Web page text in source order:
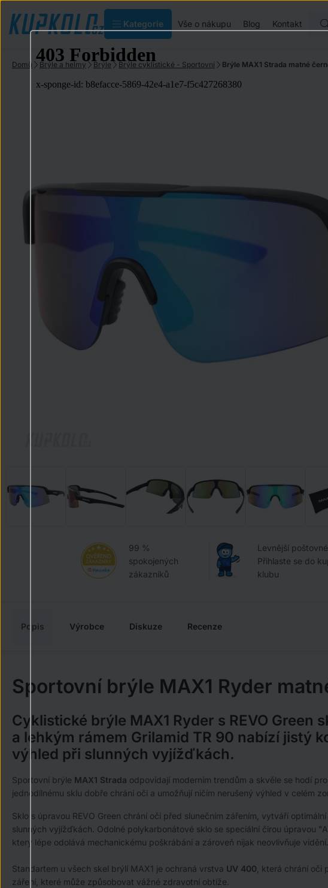
Kategorie Vše o nákupu Blog Kontakt
Domů Brýle a helmy Brýle Brýle cyklistické - Sportovní Brýle MAX1 Strada matné
99 %
spokojených
zákazníků
Levnější
Přihlaste se do
klubu
Popis Výrobce Diskuze Recenze
Sportovní brýle MAX1 Ryder
Cyklistické brýle MAX1 Ryder s REVO Green
a lehkým rámem Grilamid TR 90 nabízí jistý
výhled při slunných vyjížďkách.
Sportovní brýle MAX1 Strada odpovídají moderním trendům a skvěle se hodí
jednodílnému sklu dobře chrání oči a umožňují ničím nerušený výhled v celém
Sklo s úpravou REVO Green chrání oči před slunečním zářením, vytváří
slunných vyjížďkách. Odolné polykarbonátové sklo se speciální čirou úpravou
který lépe odolává mechanickému poškrábání a zároveň nijak neovlivňuje vidění.
Standartem u všech skel brýlí MAX1 je ochraná vrstva UV 400 , která chrání oči
záření, které může způsobovat vážné zdravotní obtíže.